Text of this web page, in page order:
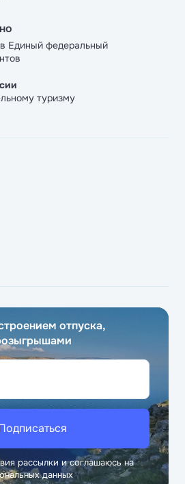
Единый федеральный
туризму
отпуска,
рассылки и соглашаюсь на
данных